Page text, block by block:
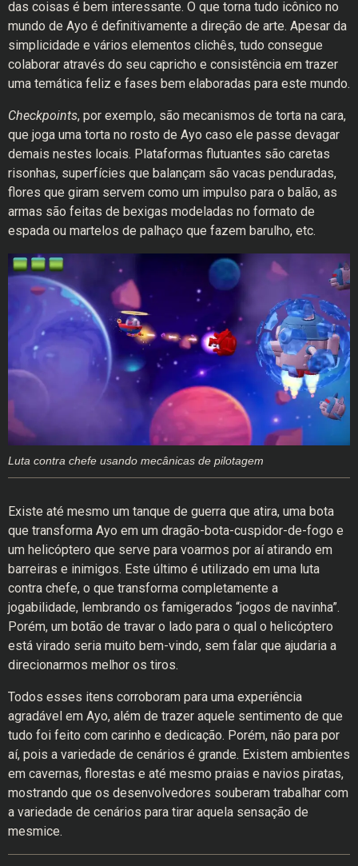
das coisas é bem interessante. O que torna tudo icônico no
mundo de Ayo é definitivamente a direção de arte. Apesar da
simplicidade e vários elementos clichês, tudo consegue
colaborar através do seu capricho e consistência em trazer
uma temática feliz e fases bem elaboradas para este mundo.
Checkpoints, por exemplo, são mecanismos de torta na cara,
que joga uma torta no rosto de Ayo caso ele passe devagar
demais nestes locais. Plataformas flutuantes são caretas
risonhas, superfícies que balançam são vacas penduradas,
flores que giram servem como um impulso para o balão, as
armas são feitas de bexigas modeladas no formato de
espada ou martelos de palhaço que fazem barulho, etc.
Luta contra chefe usando mecânicas de pilotagem
Existe até mesmo um tanque de guerra que atira, uma bota
que transforma Ayo em um dragão-bota-cuspidor-de-fogo e
um helicóptero que serve para voarmos por aí atirando em
barreiras e inimigos. Este último é utilizado em uma luta
contra chefe, o que transforma completamente a
jogabilidade, lembrando os famigerados “jogos de navinha”.
Porém, um botão de travar o lado para o qual o helicóptero
está virado seria muito bem-vindo, sem falar que ajudaria a
direcionarmos melhor os tiros.
Todos esses itens corroboram para uma experiência
agradável em Ayo, além de trazer aquele sentimento de que
tudo foi feito com carinho e dedicação. Porém, não para por
aí, pois a variedade de cenários é grande. Existem ambientes
em cavernas, florestas e até mesmo praias e navios piratas,
mostrando que os desenvolvedores souberam trabalhar com
a variedade de cenários para tirar aquela sensação de
mesmice.